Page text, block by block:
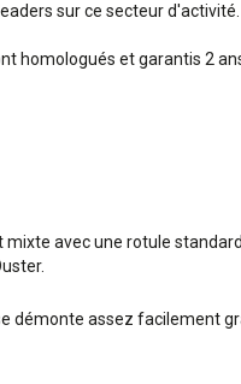
sur ce secteur
homologués et garantis 2
avec une rotule
assez facilement